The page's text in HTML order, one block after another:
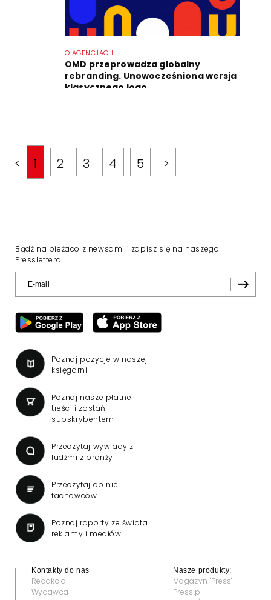
O AGENCJACH
OMD przeprowadza globalny
rebranding. Unowocześniona wersja
klasycznego logo
< 1 2 3 4 5 >
Bądź na bieżaco z newsami i zapisz się na naszego
Presslettera
Poznaj pozycje w naszej
księgarni
Poznaj nasze płatne
treści i zostań
subskrybentem
Przeczytaj wywiady z
ludźmi z branży
Przeczytaj opinie
fachowców
Poznaj raporty ze świata
reklamy i mediów
Kontakty do nas
Redakcja
Wydawca
Nasze produkty:
Magazyn "Press"
Press.pl